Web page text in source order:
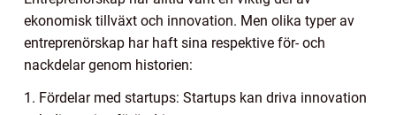
ekonomisk tillväxt och innovation. Men olika typer av
entreprenörskap har haft sina respektive för- och
nackdelar genom historien:
1. Fördelar med startups: Startups kan driva innovation